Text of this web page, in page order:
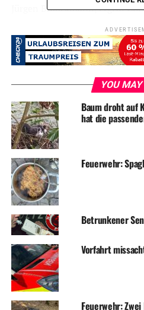
Jürgen Brauckmann, ergriff
einer Begrüßung der Gäste, zu
des Ennepe-Ruhr-Kreises,
Bürgermeister von Wetter,
ebenfalls ein Grußwort
Getreu dem Motto der
Herausforderungen in der
aufgreifen” ließ Christian
übergab offiziell den neuen
Landesverkehrswacht NRW.
Im Anschluss an die
Fach- und Vereinsthemen
wurden, lud ABUS zu einem
Gelegenheit zur Besichtigung
Die Jahreshauptversammlung
NRW beschloss ein verstärktes
Ablenkung in Straßenverkehr,
Nutzung von Smartphones am
die NRW-Verkehrswachten
YOU
Baum droht auf
hat die
Feuerwehr:
Betrunkener
Vorfahrt
Feuerwehr: